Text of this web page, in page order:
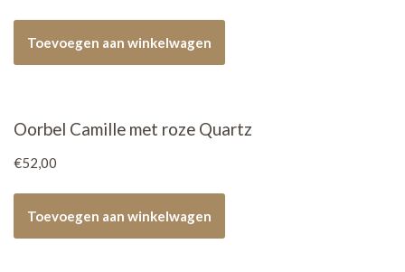
Toevoegen aan winkelwagen
Oorbel Camille met roze Quartz
€52,00
Toevoegen aan winkelwagen